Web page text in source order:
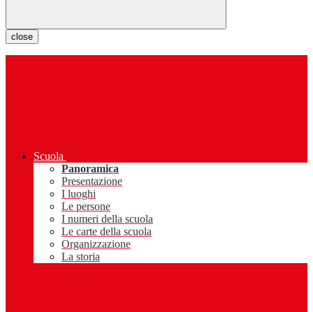
close
Scuola
Panoramica
Presentazione
I luoghi
Le persone
I numeri della scuola
Le carte della scuola
Organizzazione
La storia